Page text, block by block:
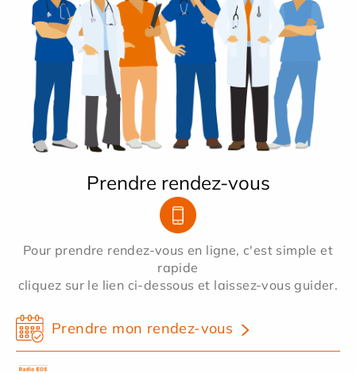
Prendre rendez-vous
Pour prendre rendez-vous en ligne, c'est simple et
rapide
cliquez sur le lien ci-dessous et laissez-vous guider.
Prendre mon rendez-vous